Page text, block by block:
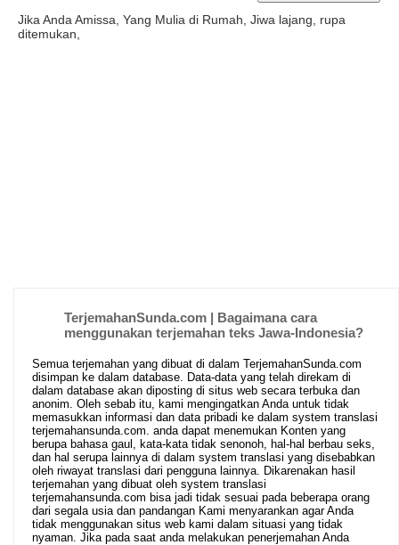
Jika Anda Amissa, Yang Mulia di Rumah, Jiwa lajang, rupa
ditemukan,
TerjemahanSunda.com | Bagaimana cara
menggunakan terjemahan teks Jawa-Indonesia?
Semua terjemahan yang dibuat di dalam TerjemahanSunda.com
disimpan ke dalam database. Data-data yang telah direkam di
dalam database akan diposting di situs web secara terbuka dan
anonim. Oleh sebab itu, kami mengingatkan Anda untuk tidak
memasukkan informasi dan data pribadi ke dalam system translasi
terjemahansunda.com. anda dapat menemukan Konten yang
berupa bahasa gaul, kata-kata tidak senonoh, hal-hal berbau seks,
dan hal serupa lainnya di dalam system translasi yang disebabkan
oleh riwayat translasi dari pengguna lainnya. Dikarenakan hasil
terjemahan yang dibuat oleh system translasi
terjemahansunda.com bisa jadi tidak sesuai pada beberapa orang
dari segala usia dan pandangan Kami menyarankan agar Anda
tidak menggunakan situs web kami dalam situasi yang tidak
nyaman. Jika pada saat anda melakukan penerjemahan Anda